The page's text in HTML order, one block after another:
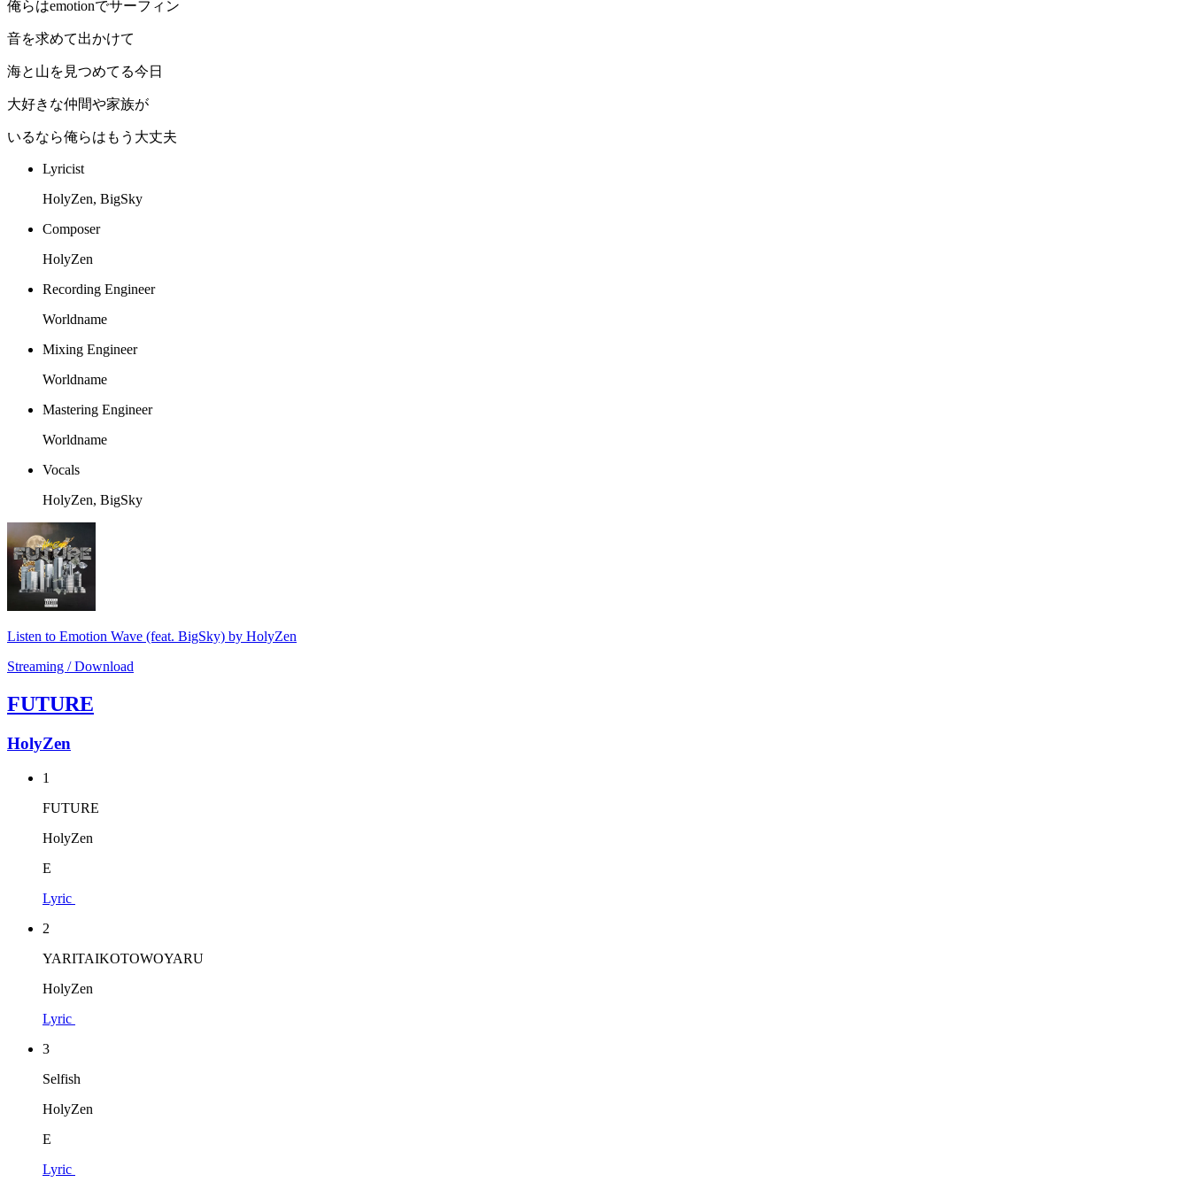
俺らはemotionでサーフィン
音を求めて出かけて
海と山を見つめてる今日
大好きな仲間や家族が
いるなら俺らはもう大丈夫
Lyricist
HolyZen, BigSky
Composer
HolyZen
Recording Engineer
Worldname
Mixing Engineer
Worldname
Mastering Engineer
Worldname
Vocals
HolyZen, BigSky
Listen to Emotion Wave (feat. BigSky) by HolyZen
Streaming / Download
FUTURE
HolyZen
1
FUTURE
HolyZen
E
Lyric
2
YARITAIKOTOWOYARU
HolyZen
Lyric
3
Selfish
HolyZen
E
Lyric